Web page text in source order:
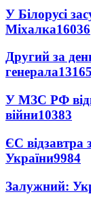
У Білорусі
Міхалка16036
Другий за
генерала13165
У МЗС РФ
війни10383
ЄС відзавтра
України9984
Залужний: